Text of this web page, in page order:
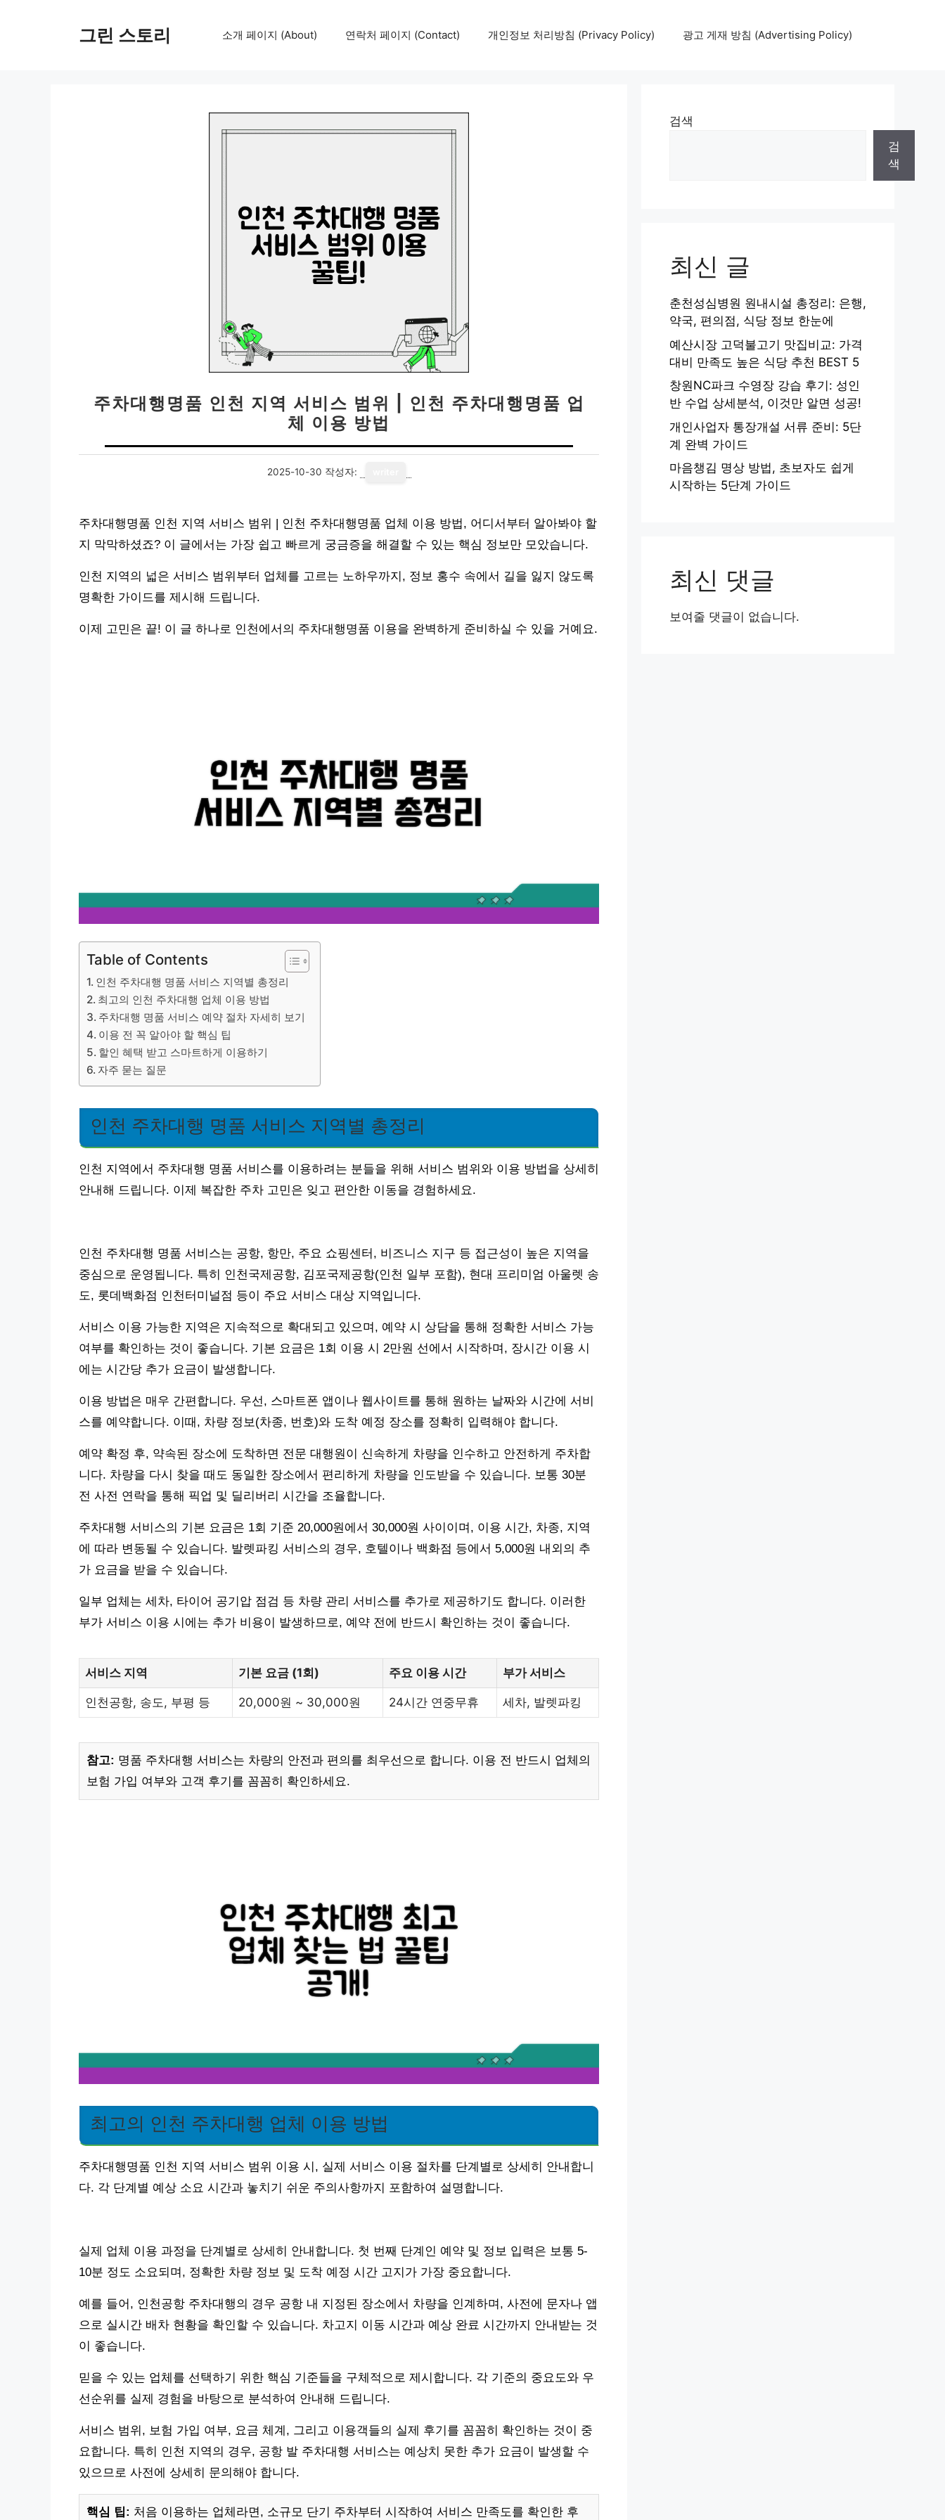
그린 스토리 소개 페이지 (About) 연락처 페이지 (Contact) 개인정보 처리방침 (Privacy Policy) 광고 게재 방침 (Advertising Policy)
주차대행명품 인천 지역 서비스 범위 | 인천 주차대행명품 업
체 이용 방법
2025-10-30 작성자:
주차대행명품 인천 지역 서비스 범위 | 인천 주차대행명품 업체 이용 방법, 어디서부터 알아봐야 할
지 막막하셨죠? 이 글에서는 가장 쉽고 빠르게 궁금증을 해결할 수 있는 핵심 정보만 모았습니다.
인천 지역의 넓은 서비스 범위부터 업체를 고르는 노하우까지, 정보 홍수 속에서 길을 잃지 않도록
명확한 가이드를 제시해 드립니다.
이제 고민은 끝! 이 글 하나로 인천에서의 주차대행명품 이용을 완벽하게 준비하실 수 있을 거예요.
Table of Contents
인천 주차대행 명품 서비스 지역별 총정리
최고의 인천 주차대행 업체 이용 방법
주차대행 명품 서비스 예약 절차 자세히 보기
이용 전 꼭 알아야 할 핵심 팁
할인 혜택 받고 스마트하게 이용하기
자주 묻는 질문
인천 주차대행 명품 서비스 지역별 총정리
인천 지역에서 주차대행 명품 서비스를 이용하려는 분들을 위해 서비스 범위와 이용 방법을 상세히
안내해 드립니다. 이제 복잡한 주차 고민은 잊고 편안한 이동을 경험하세요.
인천 주차대행 명품 서비스는 공항, 항만, 주요 쇼핑센터, 비즈니스 지구 등 접근성이 높은 지역을
중심으로 운영됩니다. 특히 인천국제공항, 김포국제공항(인천 일부 포함), 현대 프리미엄 아울렛 송
도, 롯데백화점 인천터미널점 등이 주요 서비스 대상 지역입니다.
서비스 이용 가능한 지역은 지속적으로 확대되고 있으며, 예약 시 상담을 통해 정확한 서비스 가능
여부를 확인하는 것이 좋습니다. 기본 요금은 1회 이용 시 2만원 선에서 시작하며, 장시간 이용 시
에는 시간당 추가 요금이 발생합니다.
이용 방법은 매우 간편합니다. 우선, 스마트폰 앱이나 웹사이트를 통해 원하는 날짜와 시간에 서비
스를 예약합니다. 이때, 차량 정보(차종, 번호)와 도착 예정 장소를 정확히 입력해야 합니다.
예약 확정 후, 약속된 장소에 도착하면 전문 대행원이 신속하게 차량을 인수하고 안전하게 주차합
니다. 차량을 다시 찾을 때도 동일한 장소에서 편리하게 차량을 인도받을 수 있습니다. 보통 30분
전 사전 연락을 통해 픽업 및 딜리버리 시간을 조율합니다.
주차대행 서비스의 기본 요금은 1회 기준 20,000원에서 30,000원 사이이며, 이용 시간, 차종, 지역
에 따라 변동될 수 있습니다. 발렛파킹 서비스의 경우, 호텔이나 백화점 등에서 5,000원 내외의 추
가 요금을 받을 수 있습니다.
일부 업체는 세차, 타이어 공기압 점검 등 차량 관리 서비스를 추가로 제공하기도 합니다. 이러한
부가 서비스 이용 시에는 추가 비용이 발생하므로, 예약 전에 반드시 확인하는 것이 좋습니다.
서비스 지역 기본 요금 (1회) 주요 이용 시간 부가 서비스
인천공항, 송도, 부평 등 20,000원 ~ 30,000원 24시간 연중무휴 세차, 발렛파킹
참고: 명품 주차대행 서비스는 차량의 안전과 편의를 최우선으로 합니다. 이용 전 반드시 업체의
보험 가입 여부와 고객 후기를 꼼꼼히 확인하세요.
최고의 인천 주차대행 업체 이용 방법
주차대행명품 인천 지역 서비스 범위 이용 시, 실제 서비스 이용 절차를 단계별로 상세히 안내합니
다. 각 단계별 예상 소요 시간과 놓치기 쉬운 주의사항까지 포함하여 설명합니다.
실제 업체 이용 과정을 단계별로 상세히 안내합니다. 첫 번째 단계인 예약 및 정보 입력은 보통 5-
10분 정도 소요되며, 정확한 차량 정보 및 도착 예정 시간 고지가 가장 중요합니다.
예를 들어, 인천공항 주차대행의 경우 공항 내 지정된 장소에서 차량을 인계하며, 사전에 문자나 앱
으로 실시간 배차 현황을 확인할 수 있습니다. 차고지 이동 시간과 예상 완료 시간까지 안내받는 것
이 좋습니다.
믿을 수 있는 업체를 선택하기 위한 핵심 기준들을 구체적으로 제시합니다. 각 기준의 중요도와 우
선순위를 실제 경험을 바탕으로 분석하여 안내해 드립니다.
서비스 범위, 보험 가입 여부, 요금 체계, 그리고 이용객들의 실제 후기를 꼼꼼히 확인하는 것이 중
요합니다. 특히 인천 지역의 경우, 공항 발 주차대행 서비스는 예상치 못한 추가 요금이 발생할 수
있으므로 사전에 상세히 문의해야 합니다.
핵심 팁: 처음 이용하는 업체라면, 소규모 단기 주차부터 시작하여 서비스 만족도를 확인한 후
검색
검
색
최신 글
춘천성심병원 원내시설 총정리: 은행,
약국, 편의점, 식당 정보 한눈에
예산시장 고덕불고기 맛집비교: 가격
대비 만족도 높은 식당 추천 BEST 5
창원NC파크 수영장 강습 후기: 성인
반 수업 상세분석, 이것만 알면 성공!
개인사업자 통장개설 서류 준비: 5단
계 완벽 가이드
마음챙김 명상 방법, 초보자도 쉽게
시작하는 5단계 가이드
최신 댓글
보여줄 댓글이 없습니다.